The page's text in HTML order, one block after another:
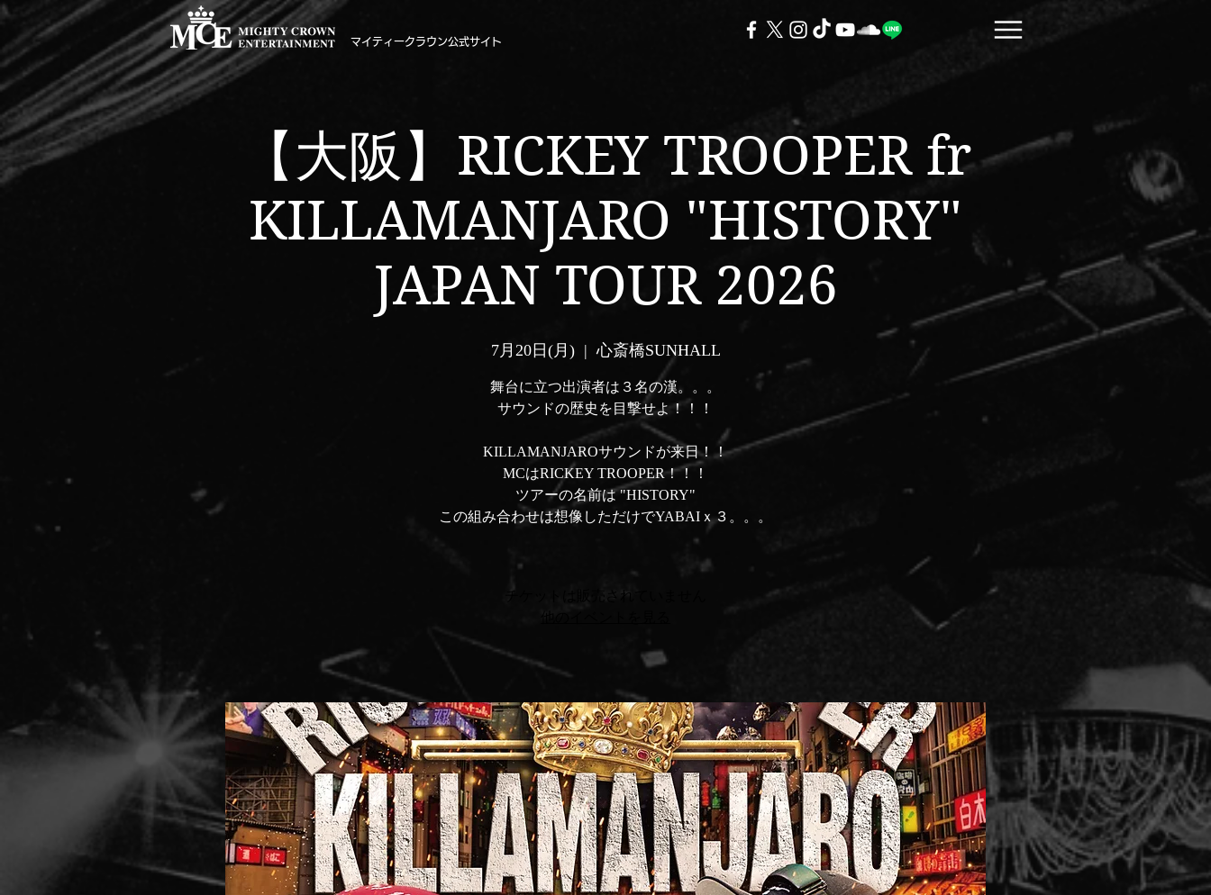
マイティークラウン公式サイト
【大阪】RICKEY TROOPER fr
KILLAMANJARO "HISTORY"
JAPAN TOUR 2026
7月20日(月)
  |
心斎橋SUNHALL
舞台に立つ出演者は３名の漢。。。
サウンドの歴史を目撃せよ！！！
KILLAMANJAROサウンドが来日！！
MCはRICKEY TROOPER！！！
ツアーの名前は "HISTORY"
この組み合わせは想像しただけでYABAIｘ３。。。
チケットは販売されていません